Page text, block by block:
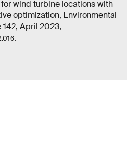
wind turbine locations with
optimization, Environmental
142, April 2023,
.